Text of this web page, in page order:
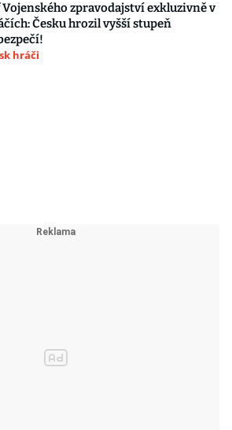
Vojenského zpravodajství exkluzivně v
Česku hrozil vyšší stupeň
hráči